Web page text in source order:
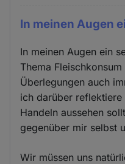
In meinen Augen
In meinen Augen ein
Thema
Überlegungen auch
ich darüber
Handeln aussehen
gegenüber mir selbst
Wir müssen uns